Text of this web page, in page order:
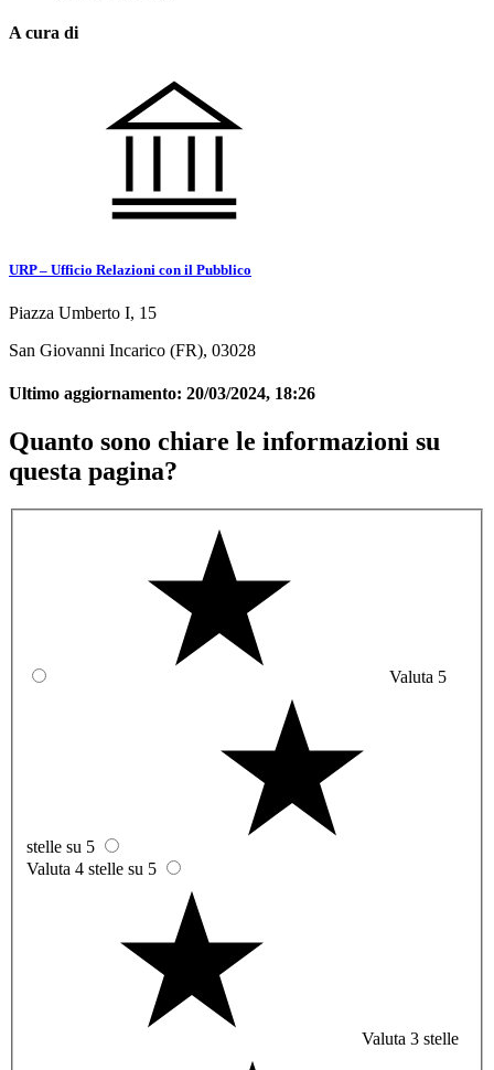
A cura di
URP – Ufficio Relazioni con il Pubblico
Piazza Umberto I, 15
San Giovanni Incarico (FR), 03028
Ultimo aggiornamento: 20/03/2024, 18:26
Quanto sono chiare le informazioni su
questa pagina?
Valuta 5
stelle su 5
Valuta 4 stelle su 5
Valuta 3 stelle